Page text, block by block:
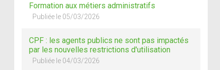
Formation aux métiers administratifs
Publiée le 05/03/2026
CPF : les agents publics ne sont pas impactés
par les nouvelles restrictions d'utilisation
Publiée le 04/03/2026